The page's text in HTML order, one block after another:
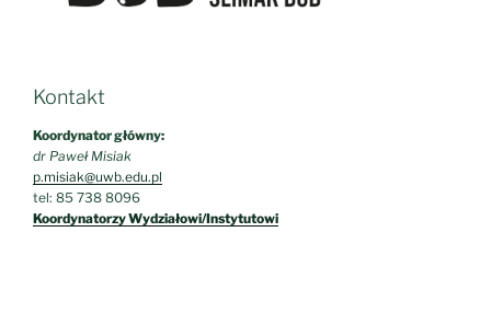
dr Paweł Misiak
p.misiak@uwb.edu.pl
tel: 85 738 8096
Koordynatorzy Wydziałowi/Instytutowi